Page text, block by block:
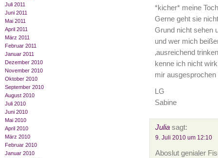
Juli 2011
Juni 2011
Mai 2011
April 2011
März 2011
Februar 2011
Januar 2011
Dezember 2010
November 2010
Oktober 2010
September 2010
August 2010
Juli 2010
Juni 2010
Mai 2010
April 2010
März 2010
Februar 2010
Januar 2010
*kicher* meine
Gerne geht sie
Grund nicht sehen
und wer mich
‚ausreichend
kenne ich nicht
mir
LG
Sabine
Juliasagt:
9. Juli 2010 um 12:10
Aboslut genialer